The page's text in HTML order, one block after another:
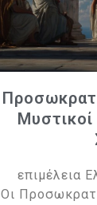
επιμέλεια
Οι